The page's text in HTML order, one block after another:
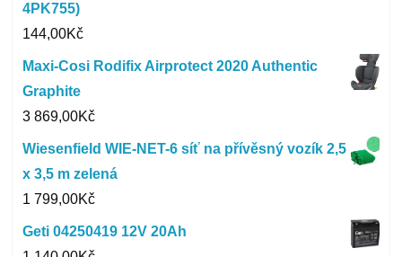
4PK755)
144,00Kč
Maxi-Cosi Rodifix Airprotect 2020 Authentic
Graphite
3 869,00Kč
Wiesenfield WIE-NET-6 síť na přívěsný vozík 2,5
x 3,5 m zelená
1 799,00Kč
Geti 04250419 12V 20Ah